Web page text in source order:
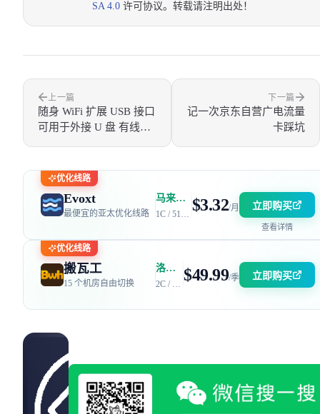
SA 4.0 许可协议。转载请注明出处！
上一篇
随身 WiFi 扩展 USB 接口
可用于外接 U 盘 有线网
下一篇
记一次京东自营广电流量
卡踩坑
优化线路
Evoxt
最便宜的亚太优化线路
马来西亚 | 电信 GIA + 联通 9929 | 优惠码：AFF2377-DEV
1C / 512MB / 5GB SSD / 150GB 流量 $3.32/月 立即购买
查看详情
优化线路
搬瓦工
15 个机房自由切换
洛杉矶 DC6 机房 | 电信 / 联通 CN2 GIA + 移动 CMIN2
2C / 2GB / 40GB SSD / 2.5TB 流量 $49.99/季 立即购买